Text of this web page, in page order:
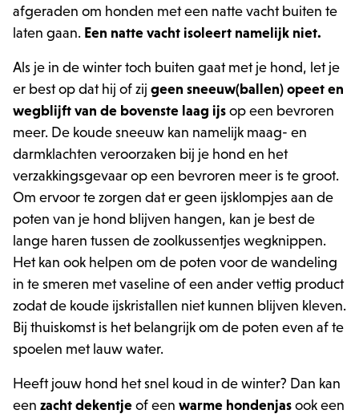
afgeraden om honden met een natte vacht buiten te
laten gaan. Een natte vacht isoleert namelijk niet.
Als je in de winter toch buiten gaat met je hond, let je
er best op dat hij of zij geen sneeuw(ballen) opeet en
wegblijft van de bovenste laag ijs op een bevroren
meer. De koude sneeuw kan namelijk maag- en
darmklachten veroorzaken bij je hond en het
verzakkingsgevaar op een bevroren meer is te groot.
Om ervoor te zorgen dat er geen ijsklompjes aan de
poten van je hond blijven hangen, kan je best de
lange haren tussen de zoolkussentjes wegknippen.
Het kan ook helpen om de poten voor de wandeling
in te smeren met vaseline of een ander vettig product
zodat de koude ijskristallen niet kunnen blijven kleven.
Bij thuiskomst is het belangrijk om de poten even af te
spoelen met lauw water.
Heeft jouw hond het snel koud in de winter? Dan kan
een zacht dekentje of een warme hondenjas ook een